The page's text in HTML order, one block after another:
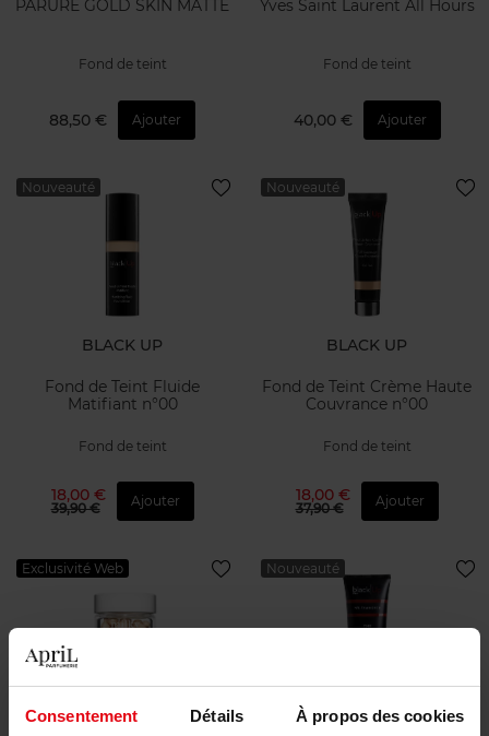
Consentement Détails À propos des cookies
PARURE GOLD SKIN MATTE
Fond de teint
88,50 € Ajouter
Yves Saint Laurent All Hours
Fond de teint
40,00 € Ajouter
Nouveauté
BLACK UP
Fond de Teint Fluide
Matifiant n°00
Fond de teint
18,00 €
39,90 € Ajouter
Nouveauté
BLACK UP
Fond de Teint Crème Haute
Couvrance n°00
Fond de teint
18,00 €
37,90 € Ajouter
Exclusivité Web
CLARINS
Nouveauté
BLACK UP